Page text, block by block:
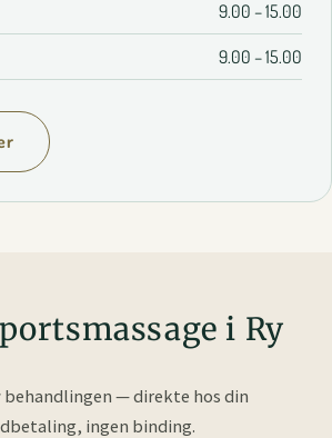
9.00 – 15.00
9.00 – 15.00
i Ry
behandlingen — direkte hos din
ingen binding.